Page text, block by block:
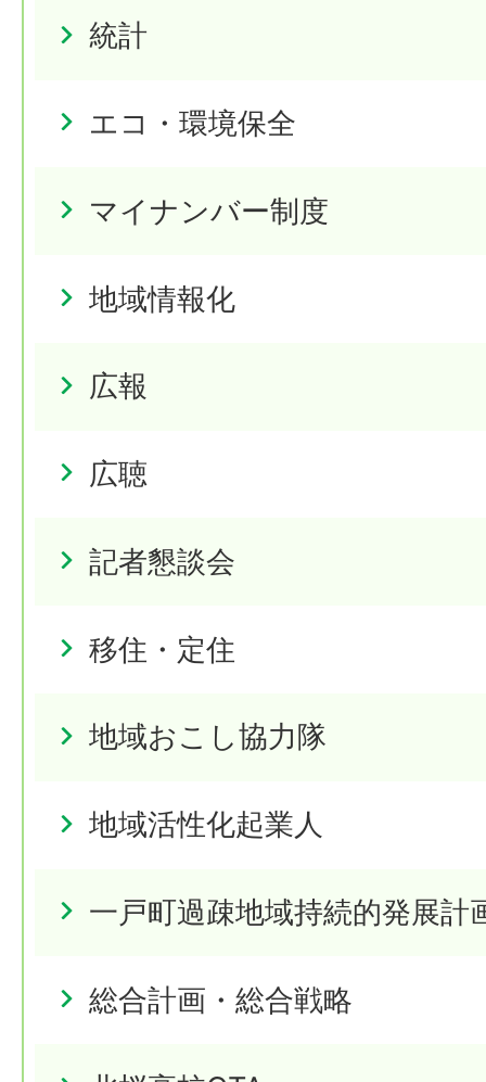
統計
エコ・環境保全
マイナンバー制度
地域情報化
広報
広聴
記者懇談会
移住・定住
地域おこし協力隊
地域活性化起業人
一戸町過疎地域持続的発展計
総合計画・総合戦略